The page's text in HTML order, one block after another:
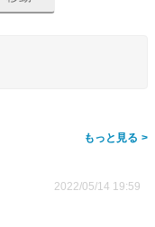
>
2022/05/14 19:59